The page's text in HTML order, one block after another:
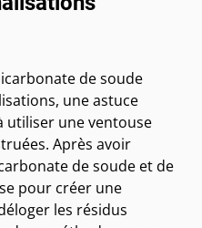
de soude
une astuce
utiliser une ventouse
Après avoir
de soude et de
pour créer une
les résidus